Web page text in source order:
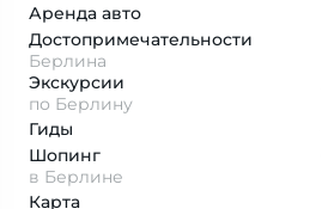
Аренда авто
Достопримеча­тельности
Берлина
Экскурсии
по Берлину
Гиды
Шопинг
в Берлине
Карта